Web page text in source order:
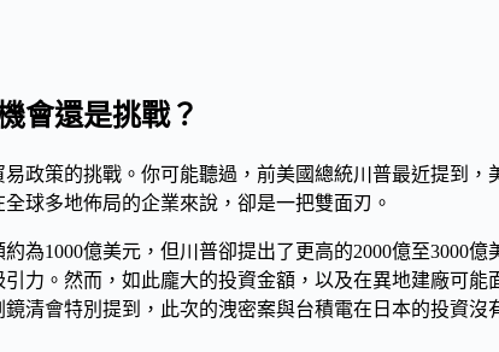
會還是挑戰？
政策的挑戰。你可能聽過，前美國總統川普最近提到，
球多地佈局的企業來說，卻是一把雙面刃。
約為1000億美元 ，但川普卻提出了更高的2000億至3000億
力。然而，如此龐大的投資金額，以及在異地建廠可
鏡清會特別提到，此次的洩密案與台積電在日本的投資